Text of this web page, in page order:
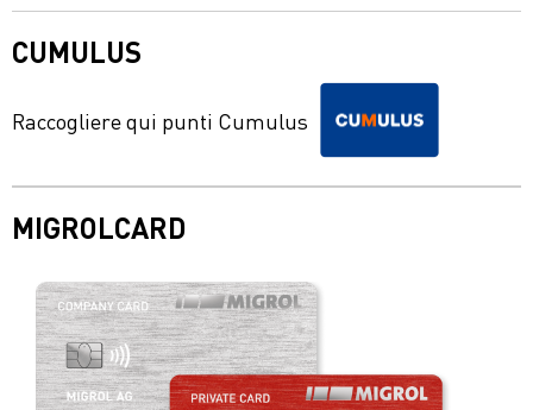
CUMULUS
Raccogliere qui punti Cumulus
MIGROLCARD